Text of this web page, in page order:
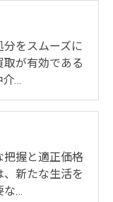
をスムーズに
が有効である
介…
把握と適正価格
新たな生活を
な…